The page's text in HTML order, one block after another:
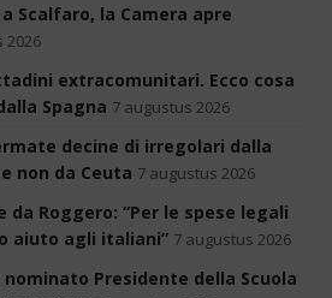
Scalfaro, la Camera apre
2026
extracomunitari. Ecco cosa
Spagna 7 augustus 2026
decine di irregolari dalla
non da Ceuta 7 augustus 2026
da Roggero: “Per le spese legali
aiuto agli italiani” 7 augustus 2026
Presidente della Scuola